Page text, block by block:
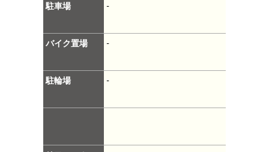
駐車場 -
バイク置場 -
駐輪場 -